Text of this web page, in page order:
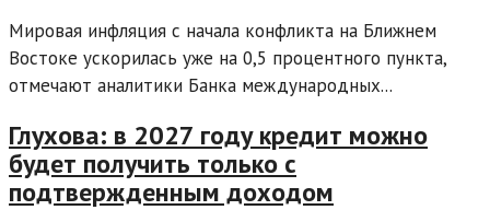
Мировая инфляция с начала конфликта на Ближнем
Востоке ускорилась уже на 0,5 процентного пункта,
отмечают аналитики Банка международных...
Глухова: в 2027 году кредит можно
будет получить только с
подтвержденным доходом